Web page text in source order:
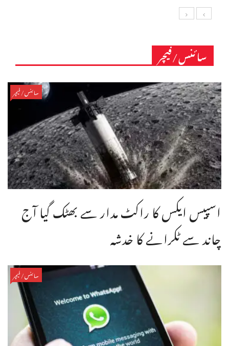
سائنس/فیچر
سائنس/فیچر
اسپیس ایکس کا راکٹ مدار سے بھٹک گیا آج
چاند سے ٹکرانے کا خدشہ
سائنس/فیچر